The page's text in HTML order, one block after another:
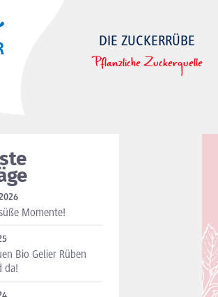
DIE ZUCKERRÜBE
Pflanzliche Zuckerquelle
Momente!
Bio Gelier Rüben
da!